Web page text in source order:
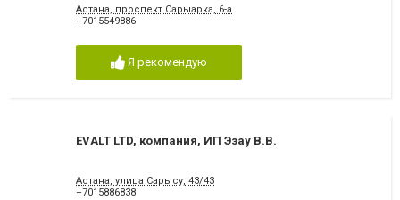
Астана, проспект Сарыарка, 6-а
+7015549886
Я рекомендую
EVALT LTD, компания, ИП Эзау В.В.
Астана, улица Сарысу, 43/43
+7015886838